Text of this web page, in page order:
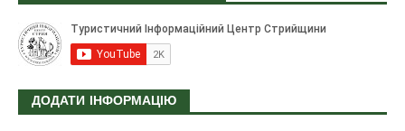
ДОДАТИ ІНФОРМАЦІЮ